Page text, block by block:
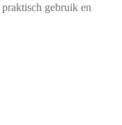
gebruik en